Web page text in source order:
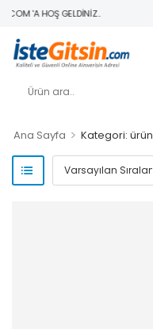
'A HOŞ GELDINIZ..
Ana Sayfa > Kategori: ürün